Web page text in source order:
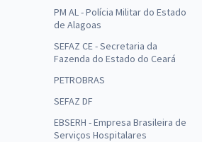
PM AL - Polícia Militar do Estado
de Alagoas
SEFAZ CE - Secretaria da
Fazenda do Estado do Ceará
PETROBRAS
SEFAZ DF
EBSERH - Empresa Brasileira de
Serviços Hospitalares